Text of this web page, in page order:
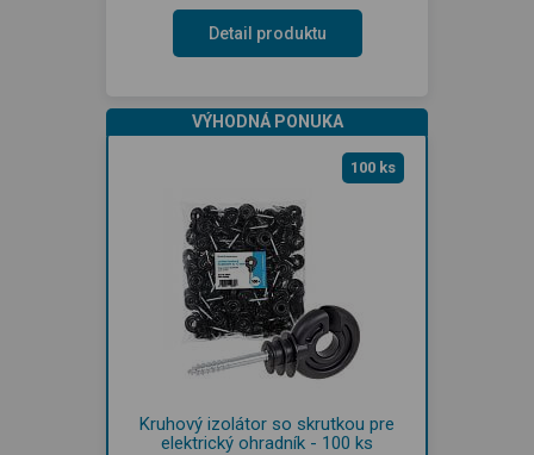
Detail produktu
VÝHODNÁ PONUKA
100 ks
Kruhový izolátor so skrutkou pre
elektrický ohradník - 100 ks